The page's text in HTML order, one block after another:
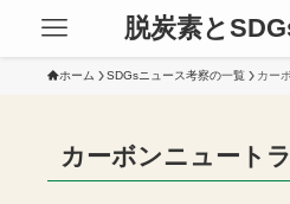
脱炭素と
ホーム SDGsニュース考察の一覧 カー
カーボンニュート